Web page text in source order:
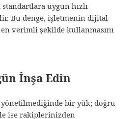
uygun hızlı
Bu denge, işletmenin dijital
verimli şekilde kullanmasını
İnşa Edin
yönetilmediğinde bir yük; doğru
ise rakiplerinizden